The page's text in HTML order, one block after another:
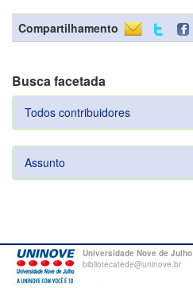
Compartilhamento
Busca facetada
Todos contribuidores
Assunto
Universidade Nove de Julho
bibliotecatede@uninove.br